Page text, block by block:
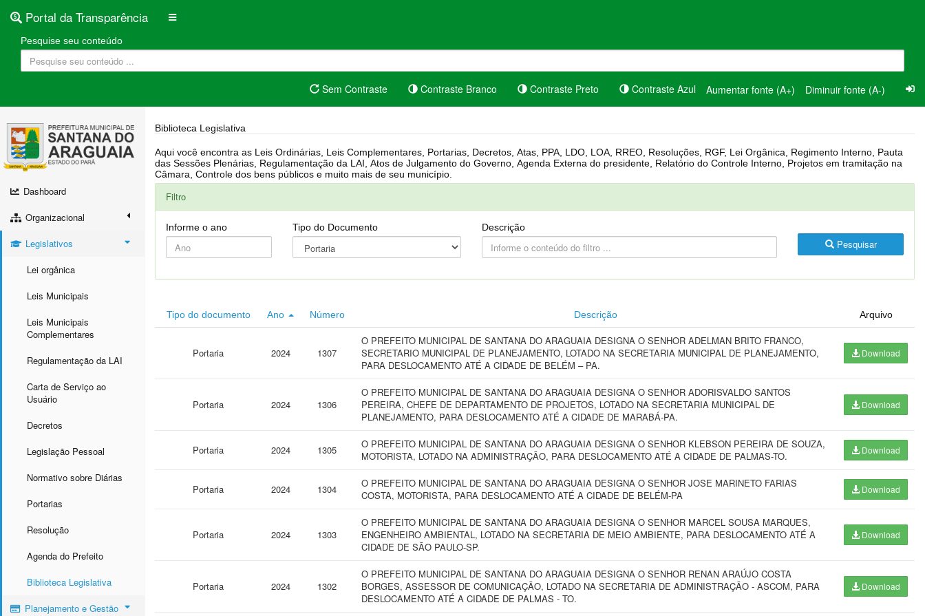
Portal da Transparência
Pesquise seu conteúdo
Sem Contraste Contraste Branco Contraste Preto Contraste Azul Aumentar fonte (A+) Diminuir fonte (A-)
Dashboard
Organizacional
Legislativos
Lei orgânica
Leis Municipais
Leis Municipais
Complementares
Regulamentação da LAI
Carta de Serviço ao
Usuário
Decretos
Legislação Pessoal
Normativo sobre Diárias
Portarias
Resolução
Agenda do Prefeito
Biblioteca Legislativa
Planejamento e Gestão
Biblioteca Legislativa
Aqui você encontra as Leis Ordinárias, Leis Complementares, Portarias, Decretos, Atas, PPA, LDO, LOA, RREO, Resoluções, RGF, Lei Orgânica, Regimento Interno, Pauta
das Sessões Plenárias, Regulamentação da LAI, Atos de Julgamento do Governo, Agenda Externa do presidente, Relatório do Controle Interno, Projetos em tramitação na
Câmara, Controle dos bens públicos e muito mais de seu município.
Filtro
Informe o ano Tipo do Documento Descrição
Pesquisar
Tipo do documento Ano Número Descrição Arquivo
Portaria 2024 1307
O PREFEITO MUNICIPAL DE SANTANA DO ARAGUAIA DESIGNA O SENHOR ADELMAN BRITO FRANCO,
SECRETARIO MUNICIPAL DE PLANEJAMENTO, LOTADO NA SECRETARIA MUNICIPAL DE PLANEJAMENTO,
PARA DESLOCAMENTO ATÉ A CIDADE DE BELÉM – PA.
Download
Portaria 2024 1306
O PREFEITO MUNICIPAL DE SANTANA DO ARAGUAIA DESIGNA O SENHOR ADORISVALDO SANTOS
PEREIRA, CHEFE DE DEPARTAMENTO DE PROJETOS, LOTADO NA SECRETARIA MUNICIPAL DE
PLANEJAMENTO, PARA DESLOCAMENTO ATÉ A CIDADE DE MARABÁ-PA.
Download
Portaria 2024 1305
O PREFEITO MUNICIPAL DE SANTANA DO ARAGUAIA DESIGNA O SENHOR KLEBSON PEREIRA DE SOUZA,
MOTORISTA, LOTADO NA ADMINISTRAÇÃO, PARA DESLOCAMENTO ATÉ A CIDADE DE PALMAS-TO.
Download
Portaria 2024 1304
O PREFEITO MUNICIPAL DE SANTANA DO ARAGUAIA DESIGNA O SENHOR JOSE MARINETO FARIAS
COSTA, MOTORISTA, PARA DESLOCAMENTO ATÉ A CIDADE DE BELÉM-PA
Download
Portaria 2024 1303
O PREFEITO MUNICIPAL DE SANTANA DO ARAGUAIA DESIGNA O SENHOR MARCEL SOUSA MARQUES,
ENGENHEIRO AMBIENTAL, LOTADO NA SECRETARIA DE MEIO AMBIENTE, PARA DESLOCAMENTO ATÉ A
CIDADE DE SÃO PAULO-SP.
Download
Portaria 2024 1302
O PREFEITO MUNICIPAL DE SANTANA DO ARAGUAIA DESIGNA O SENHOR RENAN ARAÚJO COSTA
BORGES, ASSESSOR DE COMUNICAÇÃO, LOTADO NA SECRETARIA DE ADMINISTRAÇÃO - ASCOM, PARA
DESLOCAMENTO ATÉ A CIDADE DE PALMAS - TO.
Download